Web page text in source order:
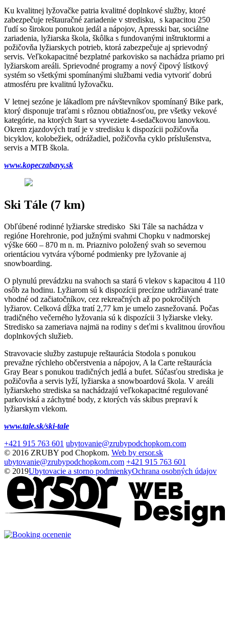
Ku kvalitnej lyžovačke patria kvalitné doplnkové služby, ktoré
zabezpečuje reštauračné zariadenie v stredisku, s kapacitou 250
ľudí so širokou ponukou jedál a nápojov, Apresski bar, sociálne
zariadenia, lyžiarska škola, škôlka s fundovanými inštruktormi a
požičovňa lyžiarskych potrieb, ktorá zabezpečuje aj sprievodný
servis. Veľkokapacitné bezplatné parkovisko sa nachádza priamo pri
lyžiarskom areáli. Sprievodné programy a nový čipový lístkový
systém so všetkými spomínanými službami vedia vytvoriť dobrú
atmosféru pre kvalitnú lyžovačku.
V letnej sezóne je lákadlom pre návštevníkov spomínaný Bike park,
ktorý disponuje traťami s rôznou obtiažnosťou, pre všetky vekové
kategórie, na ktorých štart sa vyveziete 4-sedačkovou lanovkou.
Okrem zjazdových tratí je v stredisku k dispozícii požičovňa
bicyklov, kolobežiek, odrážadiel, požičovňa cyklo príslušenstva,
servis a MTB škola.
www.kopeczabavy.sk
Ski Tále (7 km)
Obľúbené rodinné lyžiarske stredisko Ski Tále sa nachádza v
regióne Horehronie, pod južnými svahmi Chopku v nadmorskej
výške 660 – 870 m n. m. Priaznivo položený svah so severnou
orientáciou vytvára výborné podmienky pre lyžovanie aj
snowboarding.
O plynulú prevádzku na svahoch sa stará 6 vlekov s kapacitou 4 110
osôb za hodinu. Lyžiarom sú k dispozícii precízne udržiavané trate
vhodné od začiatočníkov, cez rekreačných až po pokročilých
lyžiarov. Celková dĺžka tratí 2,77 km je umelo zasnežovaná. Počas
tradičného večerného lyžovania sú k dispozícii 3 lyžiarske vleky.
Stredisko sa zameriava najmä na rodiny s deťmi s kvalitnou úrovňou
doplnkových služieb.
Stravovacie služby zastupuje reštaurácia Stodola s ponukou
prevažne rýchleho občerstvenia a nápojov, A la Carte reštaurácia
Gray Bear s ponukou tradičných jedlá a bufet. Súčasťou strediska je
požičovňa a servis lyží, lyžiarska a snowboardová škola. V areáli
lyžiarskeho strediska sa nachádzajú veľkokapacitné regulované
parkoviská a záchytné body, z ktorých vás skibus prepraví k
lyžiarskym vlekom.
www.tale.sk/ski-tale
+421 915 763 601 ubytovanie@zrubypodchopkom.com
© 2016 ZRUBY pod Chopkom. Web by ersor.sk
ubytovanie@zrubypodchopkom.com +421 915 763 601
© 2019Ubytovacie a storno podmienkyOchrana osobných údajov